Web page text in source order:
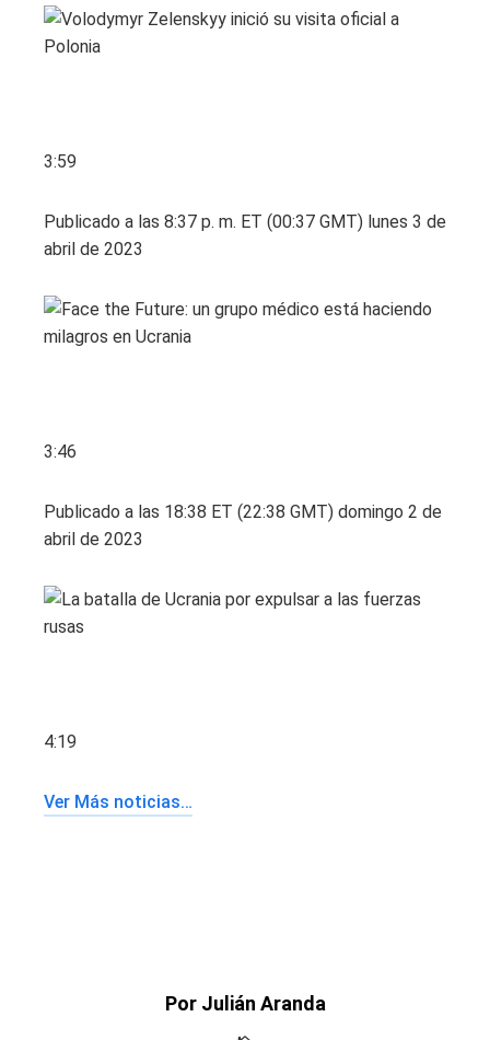
3:59
Publicado a las 8:37 p. m. ET (00:37 GMT) lunes 3 de
abril de 2023
3:46
Publicado a las 18:38 ET (22:38 GMT) domingo 2 de
abril de 2023
4:19
Ver Más noticias…
Por Julián Aranda